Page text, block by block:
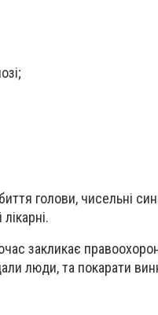
голови, чисельні
закликає
люди, та покарати